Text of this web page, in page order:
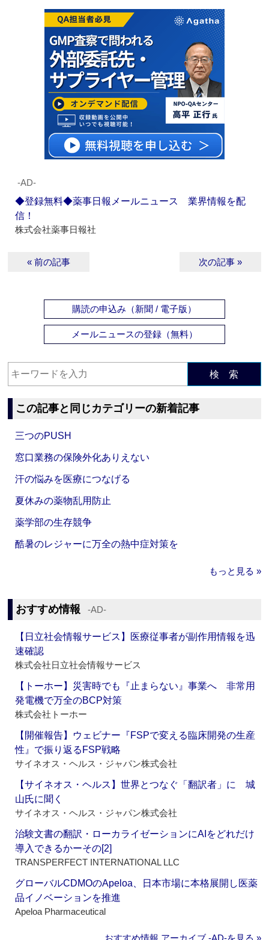
‐AD‐
◆登録無料◆薬事日報メールニュース 業界情報を配
信！
株式会社薬事日報社
« 前の記事 次の記事 »
購読の申込み（新聞 / 電子版）
メールニュースの登録（無料）
検 索
この記事と同じカテゴリーの新着記事
三つのPUSH
窓口業務の保険外化ありえない
汗の悩みを医療につなげる
夏休みの薬物乱用防止
薬学部の生存競争
酷暑のレジャーに万全の熱中症対策を
もっと見る »
おすすめ情報 ‐AD‐
【日立社会情報サービス】医療従事者が副作用情報を迅
速確認
株式会社日立社会情報サービス
【トーホー】災害時でも『止まらない』事業へ 非常用
発電機で万全のBCP対策
株式会社トーホー
【開催報告】ウェビナー『FSPで変える臨床開発の生産
性』で振り返るFSP戦略
サイネオス・ヘルス・ジャパン株式会社
【サイネオス・ヘルス】世界とつなぐ「翻訳者」に 城
山氏に聞く
サイネオス・ヘルス・ジャパン株式会社
治験文書の翻訳・ローカライゼーションにAIをどれだけ
導入できるかーその[2]
TRANSPERFECT INTERNATIONAL LLC
グローバルCDMOのApeloa、日本市場に本格展開し医薬
品イノベーションを推進
Apeloa Pharmaceutical